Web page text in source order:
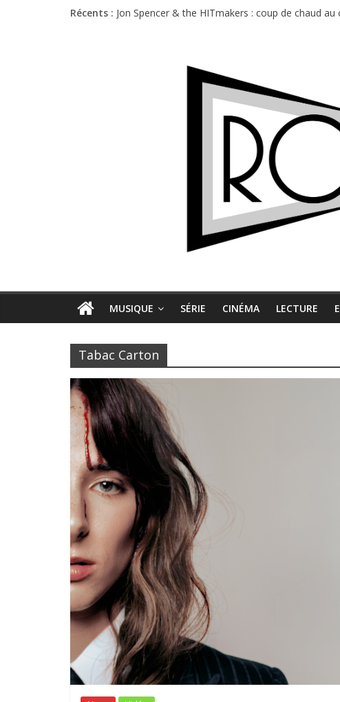
Récents : Jon Spencer & the HITmakers : coup de chaud au
Charlie Puth à l’Olympia : la leçon de pop du
MUSIQUE SÉRIE CINÉMA LECTURE
Tabac Carton